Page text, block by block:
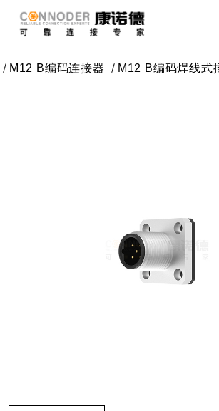
编码连接器 M12 B编码焊线式插座